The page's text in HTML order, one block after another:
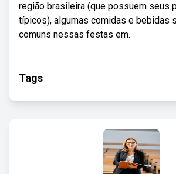
região brasileira (que possuem seus
típicos), algumas comidas e bebidas
comuns nessas festas em.
Tags